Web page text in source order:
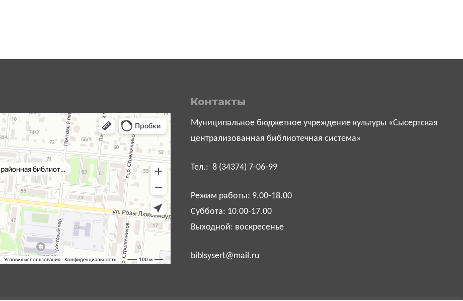
Контакты
Муниципальное бюджетное учреждение культуры «Сысертская
централизованная библиотечная система»
Тел.: 8 (34374) 7-06-99
Режим работы: 9.00-18.00
Суббота: 10.00-17.00
Выходной: воскресенье
biblsysert@mail.ru